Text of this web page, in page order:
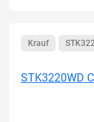
Krauf
STK3220WD